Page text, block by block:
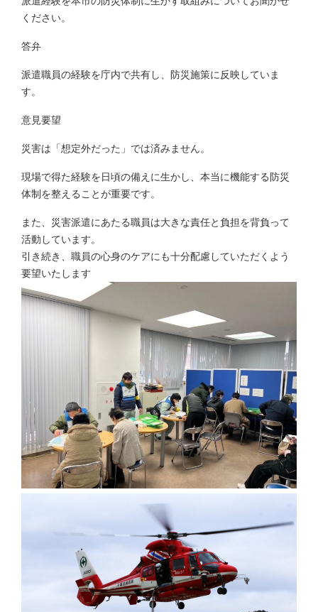
ください。
答弁
派遣職員の経験を庁内で共有し、防災施策に反映していま
す。
意見要望
災害は「想定外だった」では済みません。
現場で得た経験を日頃の備えに生かし、本当に機能する防災
体制を整えることが重要です。
また、災害派遣にあたる職員は大きな責任と負担を背負って
活動しています。
引き続き、職員の心身のケアにも十分配慮していただくよう
要望いたします